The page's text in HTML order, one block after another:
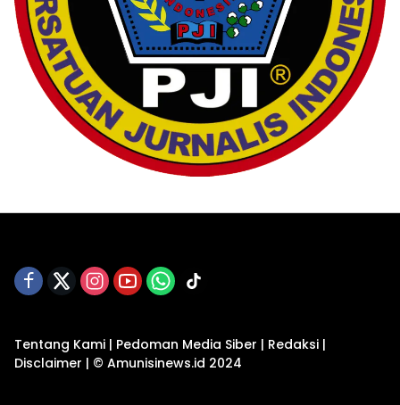
Tentang Kami | Pedoman Media Siber | Redaksi |
Disclaimer | © Amunisinews.id 2024